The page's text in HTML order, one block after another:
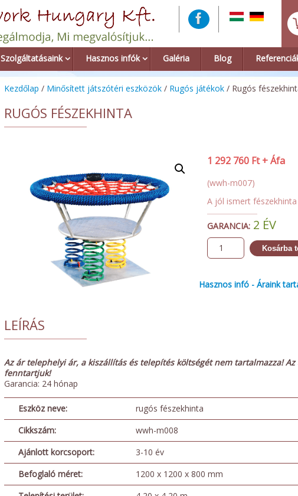
Szolgáltatásaink Hasznos infók Galéria Blog
Kezdőlap / Minősített játszótéri eszközök / Rugós játékok / Rugós
RUGÓS FÉSZEKHINTA
1 292 760 Ft + Áfa
(wwh-m007)
A jól ismert
GARANCIA: 2 ÉV
Kosárba
Hasznos infó - Áraink
LEÍRÁS
Az ár telephelyi ár, a kiszállítás és telepítés költségét nem tartalmazza!
fenntartjuk!
Garancia: 24 hónap
Eszköz neve:
rugós fészekhinta
Cikkszám:
wwh-m008
Ajánlott korcsoport:
3-10 év
Befoglaló méret:
1200 x 1200 x 800 mm